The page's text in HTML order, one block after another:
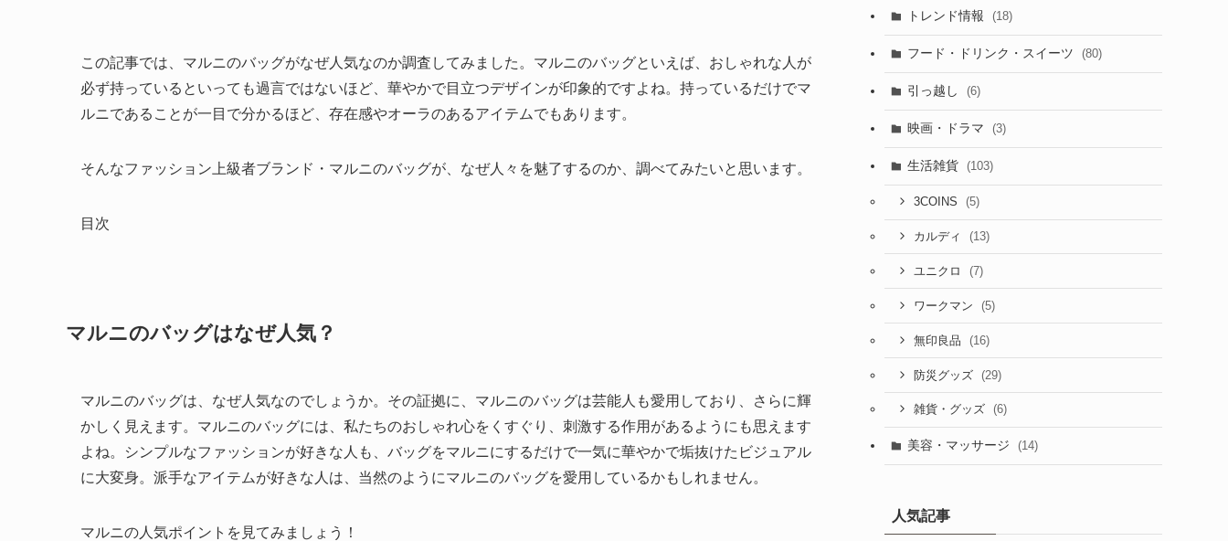
この記事では、マルニのバッグがなぜ人気なのか調査してみました。マルニのバッグといえば、おしゃれな人が
必ず持っているといっても過言ではないほど、華やかで目立つデザインが印象的ですよね。持っているだけでマ
ルニであることが一目で分かるほど、存在感やオーラのあるアイテムでもあります。
そんなファッション上級者ブランド・マルニのバッグが、なぜ人々を魅了するのか、調べてみたいと思います。
目次
マルニのバッグはなぜ人気？
マルニのバッグは、なぜ人気なのでしょうか。その証拠に、マルニのバッグは芸能人も愛用しており、さらに輝
かしく見えます。マルニのバッグには、私たちのおしゃれ心をくすぐり、刺激する作用があるようにも思えます
よね。シンプルなファッションが好きな人も、バッグをマルニにするだけで一気に華やかで垢抜けたビジュアル
に大変身。派手なアイテムが好きな人は、当然のようにマルニのバッグを愛用しているかもしれません。
マルニの人気ポイントを見てみましょう！
トレンド情報 (18)
フード・ドリンク・スイーツ (80)
引っ越し (6)
映画・ドラマ (3)
生活雑貨 (103)
3COINS (5)
カルディ (13)
ユニクロ (7)
ワークマン (5)
無印良品 (16)
防災グッズ (29)
雑貨・グッズ (6)
美容・マッサージ (14)
人気記事